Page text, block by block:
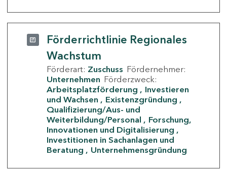
Förderrichtlinie Regionales
Wachstum
Förderart: Zuschuss Fördernehmer:
Unternehmen Förderzweck:
Arbeitsplatzförderung
Investieren
und Wachsen
Existenzgründung
Qualifizierung/Aus- und
Weiterbildung/Personal
Forschung,
Innovationen und Digitalisierung
Investitionen in Sachanlagen und
Beratung
Unternehmensgründung